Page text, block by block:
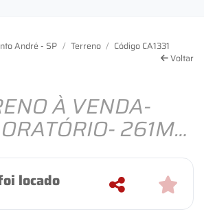
André - SP Terreno
Código CA1331
Voltar
À VENDA-
261M²-
1.050,00
locado